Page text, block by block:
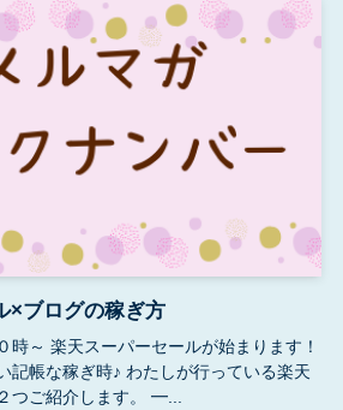
×ブログの稼ぎ方
時～ 楽天スーパーセールが始まります！
記帳な稼ぎ時♪ わたしが行っている楽天
つご紹介します。 ━...